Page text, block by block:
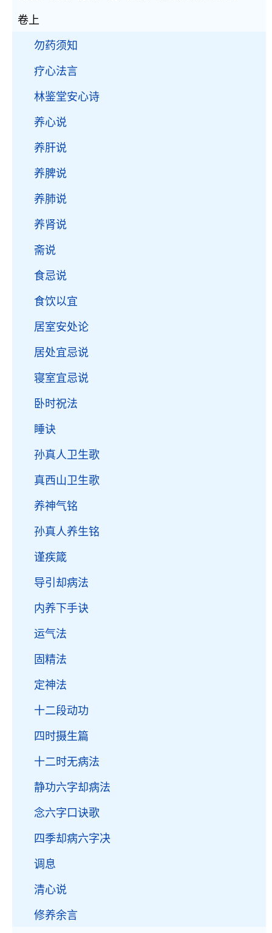
卷上
勿药须知
疗心法言
林鉴堂安心诗
养心说
养肝说
养脾说
养肺说
养肾说
斋说
食忌说
食饮以宜
居室安处论
居处宜忌说
寝室宜忌说
卧时祝法
睡诀
孙真人卫生歌
真西山卫生歌
养神气铭
孙真人养生铭
谨疾箴
导引却病法
内养下手诀
运气法
固精法
定神法
十二段动功
四时摄生篇
十二时无病法
静功六字却病法
念六字口诀歌
四季却病六字决
调息
清心说
修养余言